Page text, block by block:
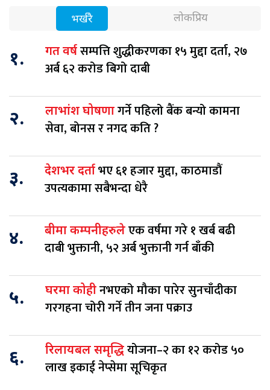
भर्खरै लोकप्रिय
१. गत वर्षसम्पत्ति शुद्धीकरणका १५ मुद्दा दर्ता, २७
अर्ब ६२ करोड बिगो दाबी
२. लाभांश घोषणागर्ने पहिलो बैंक बन्यो कामना
सेवा, बोनस र नगद कति ?
३. देशभर दर्ताभए ६१ हजार मुद्दा, काठमाडौं
उपत्यकामा सबैभन्दा धेरै
४. बीमा कम्पनीहरुलेएक वर्षमा गरे १ खर्ब बढी
दाबी भुक्तानी, ५२ अर्ब भुक्तानी गर्न बाँकी
५. घरमा कोहीनभएको मौका पारेर सुनचाँदीका
गरगहना चोरी गर्ने तीन जना पक्राउ
६. रिलायबल समृद्धियोजना–२ का १२ करोड ५०
लाख इकाई नेप्सेमा सूचिकृत